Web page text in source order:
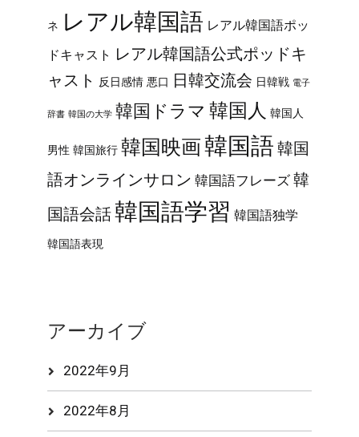
ネ レアル韓国語 レアル韓国語ポッ
ドキャスト
レアル韓国語公式ポッドキ
ャスト
反日感情 悪口 日韓交流会 日韓戦 電子
辞書 韓国の大学 韓国ドラマ 韓国人 韓国人
男性 韓国旅行 韓国映画韓国語 韓国
語オンラインサロン 韓国語フレーズ 韓
国語会話韓国語学習 韓国語独学
韓国語表現
アーカイブ
2022年9月
2022年8月